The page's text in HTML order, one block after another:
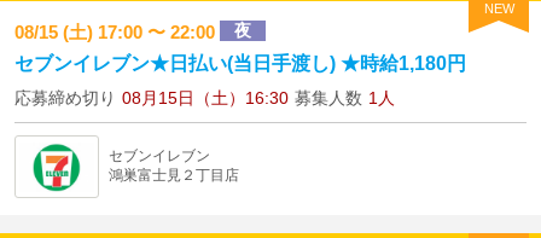
NEW
08/15 (土) 17:00 〜 22:00 夜
セブンイレブン★日払い(当日手渡し) ★時給1,180円
応募締め切り 08月15日（土）16:30 募集人数 1人
セブンイレブン
鴻巣富士見２丁目店